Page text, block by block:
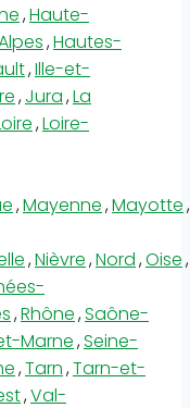
,Haute-
,Hautes-
,Ille-et-
,Jura,La
,Loire-
,Mayenne,Mayotte,
,Nièvre,Nord,Oise,
,Rhône,Saône-
Marne,Seine-
,Tarn,Tarn-et-
,Val-